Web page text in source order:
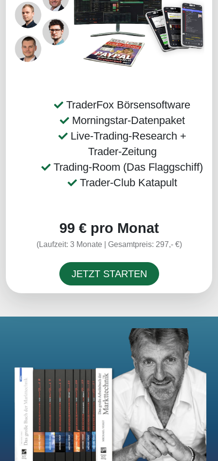
TraderFox Börsensoftware
Morningstar-Datenpaket
Live-Trading-Research +
Trader-Zeitung
Trading-Room (Das Flaggschiff)
Trader-Club Katapult
99 € pro Monat
(Laufzeit: 3 Monate | Gesamtpreis: 297,- €)
JETZT STARTEN